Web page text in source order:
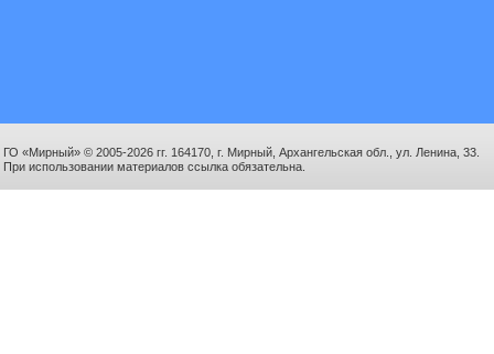
ГО «Мирный» © 2005-2026 гг. 164170, г. Мирный, Архангельская обл., ул. Ленина, 33.
При использовании материалов ссылка обязательна.